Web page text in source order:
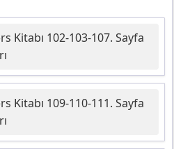
Kitabı 102-103-107. Sayfa
Kitabı 109-110-111. Sayfa